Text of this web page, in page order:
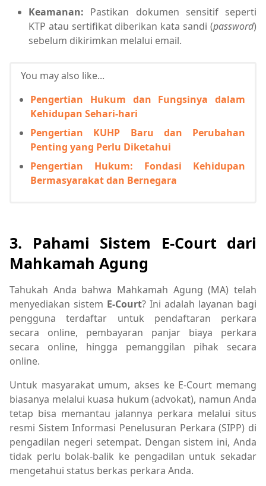
Keamanan: Pastikan dokumen sensitif seperti
KTP atau sertifikat diberikan kata sandi (password)
sebelum dikirimkan melalui email.
You may also like...
Pengertian Hukum dan Fungsinya dalam
Kehidupan Sehari-hari
Pengertian KUHP Baru dan Perubahan
Penting yang Perlu Diketahui
Pengertian Hukum: Fondasi Kehidupan
Bermasyarakat dan Bernegara
3. Pahami Sistem E-Court dari
Mahkamah Agung
Tahukah Anda bahwa Mahkamah Agung (MA) telah
menyediakan sistem E-Court? Ini adalah layanan bagi
pengguna terdaftar untuk pendaftaran perkara
secara online, pembayaran panjar biaya perkara
secara online, hingga pemanggilan pihak secara
online.
Untuk masyarakat umum, akses ke E-Court memang
biasanya melalui kuasa hukum (advokat), namun Anda
tetap bisa memantau jalannya perkara melalui situs
resmi Sistem Informasi Penelusuran Perkara (SIPP) di
pengadilan negeri setempat. Dengan sistem ini, Anda
tidak perlu bolak-balik ke pengadilan untuk sekadar
mengetahui status berkas perkara Anda.